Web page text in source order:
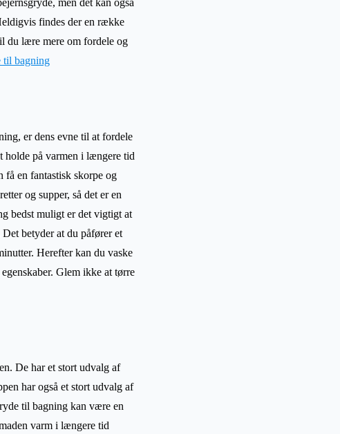
findes der en række
du lære mere om fordele og
til bagning
er dens evne til at fordele
holde på varmen i længere tid
få en fantastisk skorpe og
og supper, så det er en
bedst muligt er det vigtigt at
betyder at du påfører et
Herefter kan du vaske
Glem ikke at tørre
De har et stort udvalg af
har også et stort udvalg af
til bagning kan være en
varm i længere tid